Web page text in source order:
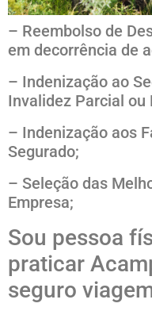
– Reembolso de
em decorrência de
– Indenização ao
Invalidez Parcial ou
– Indenização aos
Segurado;
– Seleção das
Empresa;
Sou pessoa
praticar
seguro